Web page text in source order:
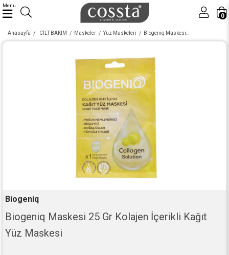
0
Menu
Anasayfa CİLT BAKIM Maskeler Yüz Maskeleri Biogeniq Maskesi 25 Gr Kolajen İçerikli Kağıt Yüz Maskesi
Biogeniq
Biogeniq Maskesi 25 Gr Kolajen İçerikli Kağıt
Yüz Maskesi